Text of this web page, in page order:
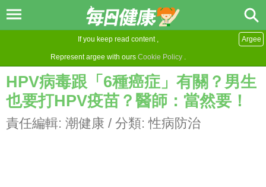
If you keep read content ,
Represent argee with ours Cookie Policy .
Argee
HPV病毒跟「6種癌症」有關？男生
也要打HPV疫苗？醫師：當然要！
責任編輯: 潮健康 / 分類: 性病防治